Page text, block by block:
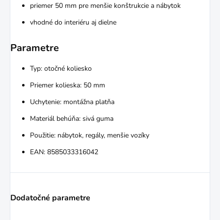
priemer 50 mm pre menšie konštrukcie a nábytok
vhodné do interiéru aj dielne
Parametre
Typ: otočné koliesko
Priemer kolieska: 50 mm
Uchytenie: montážna platňa
Materiál behúňa: sivá guma
Použitie: nábytok, regály, menšie vozíky
EAN: 8585033316042
Dodatočné parametre